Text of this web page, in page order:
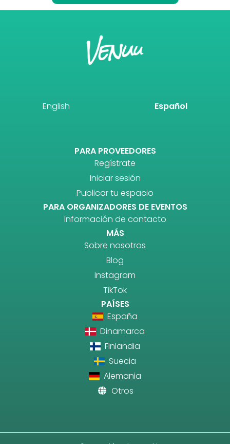
English Español
PARA PROVEEDORES
Regístrate
Iniciar sesión
Publicar tu espacio
PARA ORGANIZADORES DE EVENTOS
Información de contacto
MÁS
Sobre nosotros
Blog
Instagram
TikTok
PAÍSES
España
Dinamarca
Finlandia
Suecia
Alemania
Otros